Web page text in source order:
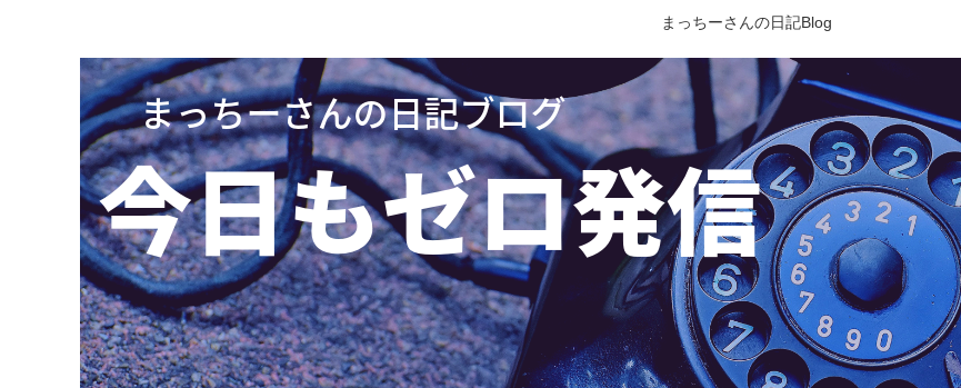
まっちーさんの日記Blog